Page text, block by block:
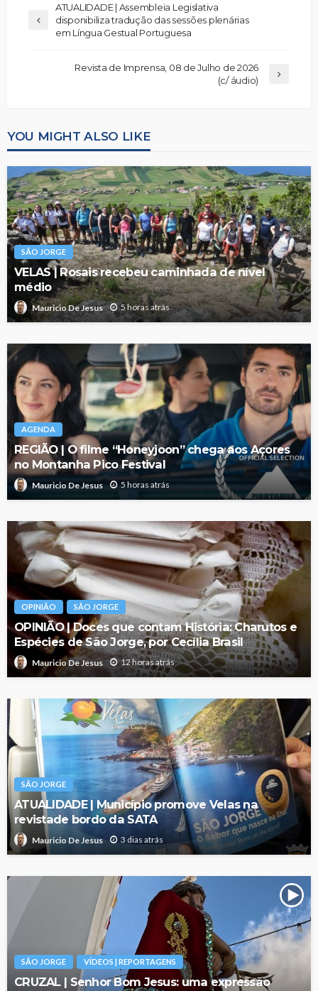
ATUALIDADE | Assembleia Legislativa
disponibiliza tradução das sessões plenárias
em Língua Gestual Portuguesa
Revista de Imprensa, 08 de Julho de 2026
(c/ áudio)
YOU MIGHT ALSO LIKE
SÃO JORGE
VELAS | Rosais recebeu caminhada de nível
médio
Mauricio De Jesus 5 horas atrás
AGENDA
REGIÃO | O filme “Honeyjoon” chega aos Açores
no Montanha Pico Festival
Mauricio De Jesus 5 horas atrás
OPINIÃO SÃO JORGE
OPINIÃO | Doces que contam História: Charutos e
Espécies de São Jorge, por Cecília Brasil
Mauricio De Jesus 12 horas atrás
SÃO JORGE
ATUALIDADE | Município promove Velas na
revistade bordo da SATA
Mauricio De Jesus 3 dias atrás
SÃO JORGE VÍDEOS | REPORTAGENS
CRUZAL | Senhor Bom Jesus: uma expressão